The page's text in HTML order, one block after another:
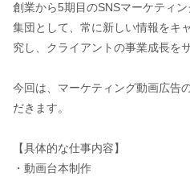
創業から5期目のSNSマーケティ
集団として、常に新しい情報をキ
究し、クライアントの事業成長を
今回は、マーケティング動画広告
だきます。
【具体的な仕事内容】
・動画台本制作